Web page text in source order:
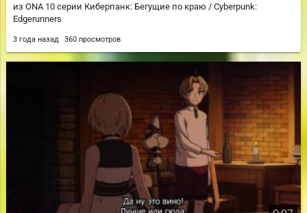
из ONA 10 серии Киберпанк: Бегущие по краю / Cyberpunk:
Edgerunners
3 года назад 360 просмотров